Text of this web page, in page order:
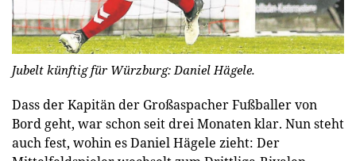
Jubelt künftig für Würzburg: Daniel Hägele.
Dass der Kapitän der Großaspacher Fußballer von
Bord geht, war schon seit drei Monaten klar. Nun steht
auch fest, wohin es Daniel Hägele zieht: Der